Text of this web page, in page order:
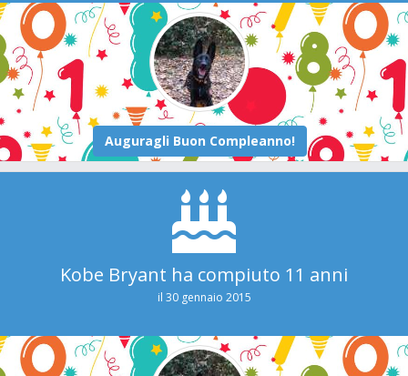
Kobe Bryant ha compiuto 11 anni
il 30 gennaio 2015